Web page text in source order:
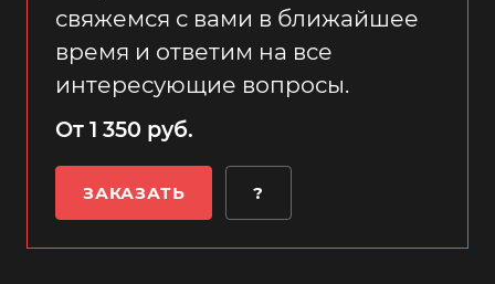
свяжемся с вами в ближайшее
время и ответим на все
интересующие вопросы.
От 1 350 руб.
ЗАКАЗАТЬ ?